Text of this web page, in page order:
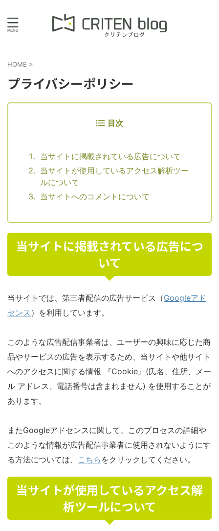
HOME >
プライバシーポリシー
目次
当サイトに掲載されている広告について
当サイトが使用しているアクセス解析ツー
ルについて
当サイトへのコメントについて
当サイトに掲載されている広告につ
いて
当サイトでは、第三者配信の広告サービス（Googleアド
センス ）を利用しています。
このような広告配信事業者は、ユーザーの興味に応じた商
品やサービスの広告を表示するため、当サイトや他サイト
へのアクセスに関する情報 『Cookie』(氏名、住所、メー
ル アドレス、電話番号は含まれません) を使用することが
あります。
またGoogleアドセンスに関して、このプロセスの詳細や
このような情報が広告配信事業者に使用されないようにす
る方法については、 こちら をクリックしてください。
当サイトが使用しているアクセス解
析ツールについて